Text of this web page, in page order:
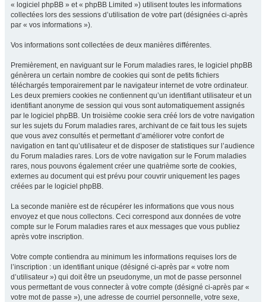
« logiciel phpBB » et « phpBB Limited ») utilisent toutes les informations
collectées lors des sessions d’utilisation de votre part (désignées ci-après
par « vos informations »).
Vos informations sont collectées de deux manières différentes.
Premièrement, en naviguant sur le Forum maladies rares, le logiciel phpBB
génèrera un certain nombre de cookies qui sont de petits fichiers
téléchargés temporairement par le navigateur internet de votre ordinateur.
Les deux premiers cookies ne contiennent qu’un identifiant utilisateur et un
identifiant anonyme de session qui vous sont automatiquement assignés
par le logiciel phpBB. Un troisième cookie sera créé lors de votre navigation
sur les sujets du Forum maladies rares, archivant de ce fait tous les sujets
que vous avez consultés et permettant d’améliorer votre confort de
navigation en tant qu’utilisateur et de disposer de statistiques sur l’audience
du Forum maladies rares. Lors de votre navigation sur le Forum maladies
rares, nous pouvons également créer une quatrième sorte de cookies,
externes au document qui est prévu pour couvrir uniquement les pages
créées par le logiciel phpBB.
La seconde manière est de récupérer les informations que vous nous
envoyez et que nous collectons. Ceci correspond aux données de votre
compte sur le Forum maladies rares et aux messages que vous publiez
après votre inscription.
Votre compte contiendra au minimum les informations requises lors de
l’inscription : un identifiant unique (désigné ci-après par « votre nom
d’utilisateur ») qui doit être un pseudonyme, un mot de passe personnel
vous permettant de vous connecter à votre compte (désigné ci-après par «
votre mot de passe »), une adresse de courriel personnelle, votre sexe,